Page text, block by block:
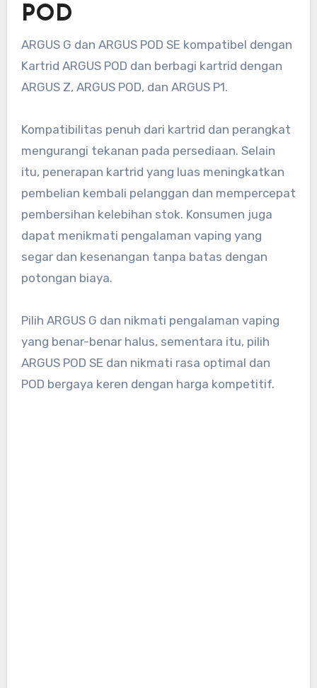
POD
ARGUS G dan ARGUS POD SE kompatibel dengan
Kartrid ARGUS POD dan berbagi kartrid dengan
ARGUS Z, ARGUS POD, dan ARGUS P1.
Kompatibilitas penuh dari kartrid dan perangkat
mengurangi tekanan pada persediaan. Selain
itu, penerapan kartrid yang luas meningkatkan
pembelian kembali pelanggan dan mempercepat
pembersihan kelebihan stok. Konsumen juga
dapat menikmati pengalaman vaping yang
segar dan kesenangan tanpa batas dengan
potongan biaya.
Pilih ARGUS G dan nikmati pengalaman vaping
yang benar-benar halus, sementara itu, pilih
ARGUS POD SE dan nikmati rasa optimal dan
POD bergaya keren dengan harga kompetitif.